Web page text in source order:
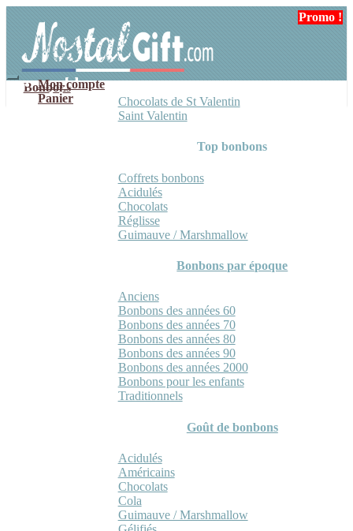
navigation
contenu
Mon compte
Panier
Bonbons
Chocolats de St Valentin
Saint Valentin
Top bonbons
Coffrets bonbons
Acidulés
Chocolats
Réglisse
Guimauve / Marshmallow
Bonbons par époque
Anciens
Bonbons des années 60
Bonbons des années 70
Bonbons des années 80
Bonbons des années 90
Bonbons des années 2000
Bonbons pour les enfants
Traditionnels
Goût de bonbons
Acidulés
Américains
Chocolats
Cola
Guimauve / Marshmallow
Promo !
Promo !